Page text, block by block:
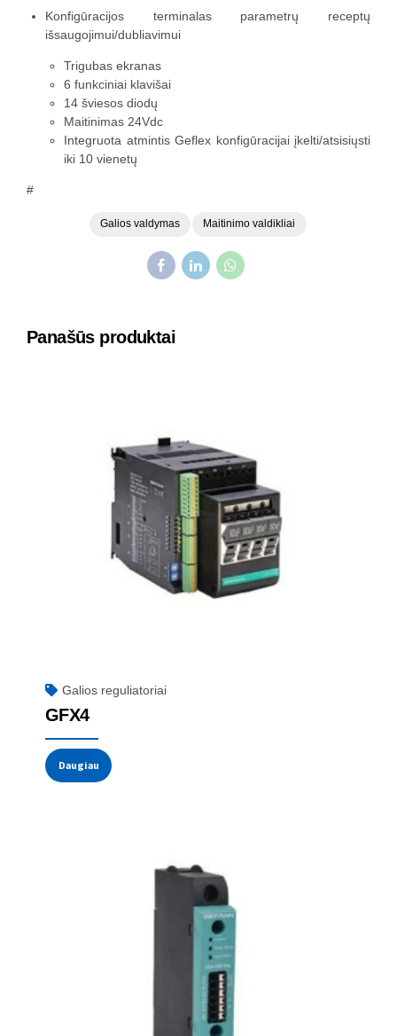
Konfigūracijos terminalas parametrų receptų
išsaugojimui/dubliavimui
Trigubas ekranas
6 funkciniai klavišai
14 šviesos diodų
Maitinimas 24Vdc
Integruota atmintis Geflex konfigūracijai įkelti/atsisiųsti
iki 10 vienetų
#
Galios valdymas Maitinimo valdikliai
Panašūs produktai
Galios reguliatoriai
GFX4
Daugiau